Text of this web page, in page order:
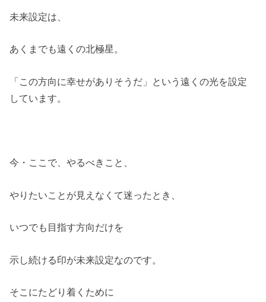
未来設定は、
あくまでも遠くの北極星。
「この方向に幸せがありそうだ」という遠くの光を設定
しています。
今・ここで、やるべきこと、
やりたいことが見えなくて迷ったとき、
いつでも目指す方向だけを
示し続ける印が未来設定なのです。
そこにたどり着くために